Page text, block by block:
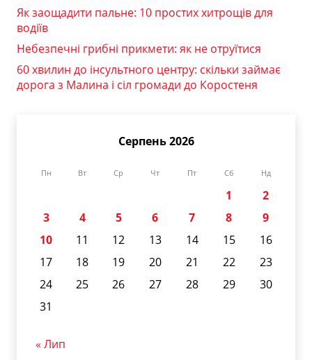
Як заощадити пальне: 10 простих хитрощів для
водіїв
Небезпечні грибні прикмети: як не отруїтися
60 хвилин до інсультного центру: скільки займає
дорога з Малина і сіл громади до Коростеня
Серпень 2026
Пн Вт Ср Чт Пт Сб Нд
1
2
3
4 5 6 7 8
9
10
11 12 13 14 15
16
17
18 19 20 21 22
23
24
25 26 27 28 29
30
31
« Лип